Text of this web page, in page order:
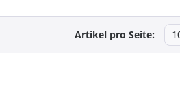
Artikel pro Seite: